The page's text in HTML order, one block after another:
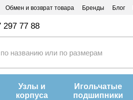
Обмен и возврат товара Бренды Блог
297 77 88
Узлы и
корпуса
Игольчатые
подшипники